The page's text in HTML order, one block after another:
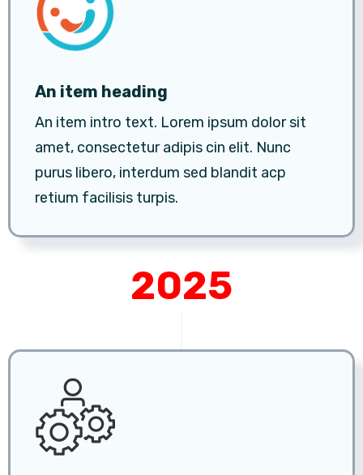
An item heading
An item intro text. Lorem ipsum dolor sit
amet, consectetur adipis cin elit. Nunc
purus libero, interdum sed blandit acp
retium facilisis turpis.
2025